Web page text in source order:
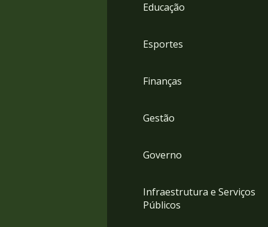
Educação
Esportes
Finanças
Gestão
Governo
Infraestrutura e Serviços
Públicos